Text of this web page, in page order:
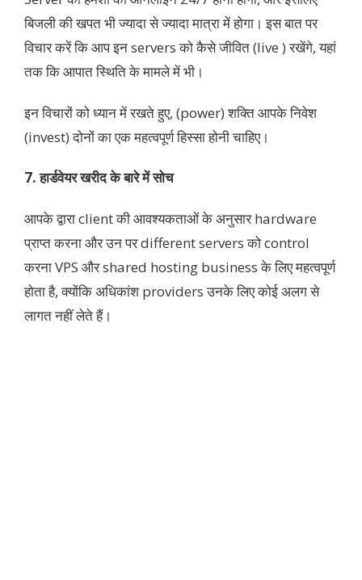
बिजली की खपत भी ज्यादा से ज्यादा मात्रा में होगा। इस बात पर
विचार करें कि आप इन servers को कैसे जीवित (live ) रखेंगे, यहां
तक कि आपात स्थिति के मामले में भी।
इन विचारों को ध्यान में रखते हुए, (power) शक्ति आपके निवेश
(invest) दोनों का एक महत्वपूर्ण हिस्सा होनी चाहिए।
7. हार्डवेयर खरीद के बारे में सोच
आपके द्वारा client की आवश्यकताओं के अनुसार hardware
प्राप्त करना और उन पर different servers को control
करना VPS और shared hosting business के लिए महत्वपूर्ण
होता है, क्योंकि अधिकांश providers उनके लिए कोई अलग से
लागत नहीं लेते हैं।